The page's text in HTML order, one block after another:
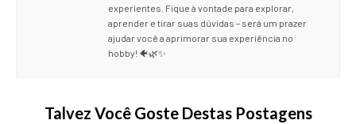
experientes. Fique à vontade para explorar,
aprender e tirar suas dúvidas – será um prazer
ajudar você a aprimorar sua experiência no
hobby! 🐠🌿✨
Talvez Você Goste Destas Postagens